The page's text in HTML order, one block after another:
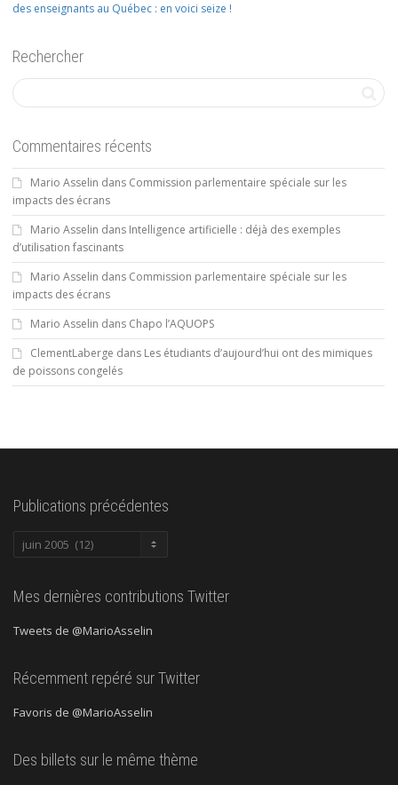
des enseignants au Québec : en voici seize !
Rechercher
Commentaires récents
Mario Asselin dans Commission parlementaire spéciale sur les
impacts des écrans
Mario Asselin dans Intelligence artificielle : déjà des exemples
d’utilisation fascinants
Mario Asselin dans Commission parlementaire spéciale sur les
impacts des écrans
Mario Asselin dans Chapo l’AQUOPS
ClementLaberge dans Les étudiants d’aujourd’hui ont des mimiques
de poissons congelés
Publications précédentes
Publications
précédentes
Mes dernières contributions Twitter
Tweets de @MarioAsselin
Récemment repéré sur Twitter
Favoris de @MarioAsselin
Des billets sur le même thème